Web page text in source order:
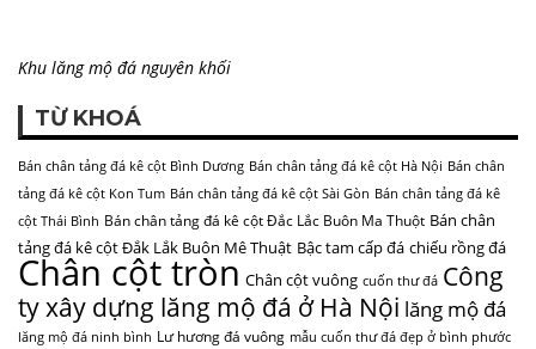
Khu lăng mộ đá nguyên khối
TỪ KHOÁ
Bán chân tảng đá kê cột Bình Dương Bán chân tảng đá kê cột Hà Nội Bán chân
tảng đá kê cột Kon Tum Bán chân tảng đá kê cột Sài Gòn Bán chân tảng đá kê
cột Thái Bình Bán chân tảng đá kê cột Đắc Lắc Buôn Ma Thuột Bán chân
tảng đá kê cột Đắk Lắk Buôn Mê Thuật Bậc tam cấp đá chiếu rồng đá
Chân cột tròn Chân cột vuông cuốn thư đá Công
ty xây dựng lăng mộ đá ở Hà Nội lăng mộ đá
lăng mộ đá ninh bình Lư hương đá vuông mẫu cuốn thư đá đẹp ở bình phước